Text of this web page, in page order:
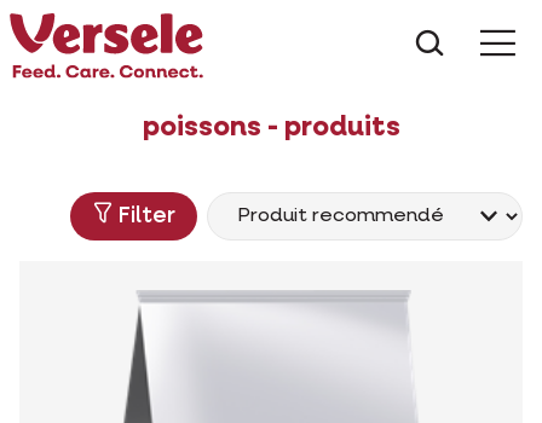
poissons - produits
Filter